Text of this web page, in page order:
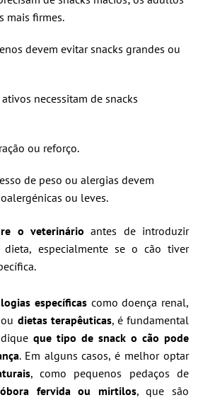
mais firmes.
devem evitar snacks grandes ou
necessitam de snacks
ou reforço.
de peso ou alergias devem
ou leves.
o veterinário antes de introduzir
especialmente se o cão tiver
específicas como doença renal,
dietas terapêuticas, é fundamental
que tipo de snack o cão pode
. Em alguns casos, é melhor optar
, como pequenos pedaços de
fervida ou mirtilos, que são